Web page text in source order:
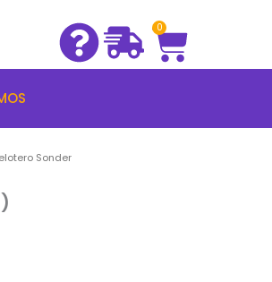
0
Cart
Sonder